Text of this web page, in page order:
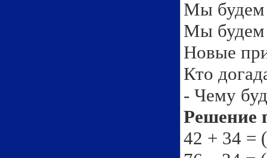
Мы будем
Мы будем
Новые
Кто
- Чему
Решение
42 + 34 =